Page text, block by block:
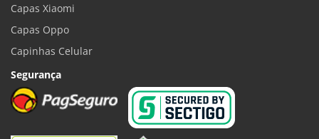
Capas Xiaomi
Capas Oppo
Capinhas Celular
Segurança